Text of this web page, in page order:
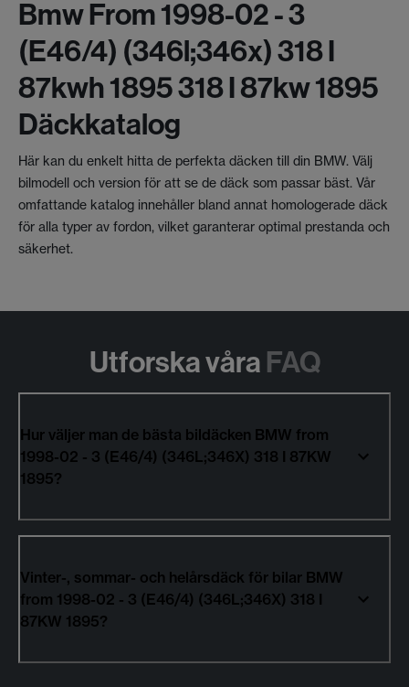
Bmw From 1998-02 - 3
(e46/4) (346l;346x) 318 I
87kwh 1895 318 I 87kw 1895
Däckkatalog
Här kan du enkelt hitta de perfekta däcken till din BMW. Välj
bilmodell och version för att se de däck som passar bäst. Vår
omfattande katalog innehåller bland annat homologerade däck
för alla typer av fordon, vilket garanterar optimal prestanda och
säkerhet.
Utforska våra FAQ
Hur väljer man de bästa bildäcken BMW from
1998-02 - 3 (E46/4) (346L;346X) 318 I 87KW
1895?
Vinter-, sommar- och helårsdäck för bilar BMW
from 1998-02 - 3 (E46/4) (346L;346X) 318 I
87KW 1895?